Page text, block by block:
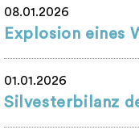
08.01.2026
Explosion eines
01.01.2026
Silvesterbilanz